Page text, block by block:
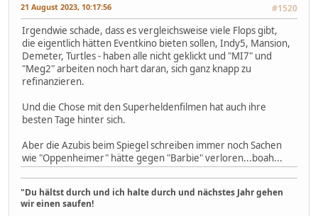
21 August 2023, 10:17:56 #1520
Irgendwie schade, dass es vergleichsweise viele Flops gibt,
die eigentlich hätten Eventkino bieten sollen, Indy5, Mansion,
Demeter, Turtles - haben alle nicht geklickt und "MI7" und
"Meg2" arbeiten noch hart daran, sich ganz knapp zu
refinanzieren.
Und die Chose mit den Superheldenfilmen hat auch ihre
besten Tage hinter sich.
Aber die Azubis beim Spiegel schreiben immer noch Sachen
wie "Oppenheimer" hätte gegen "Barbie" verloren...boah...
"Du hältst durch und ich halte durch und nächstes Jahr gehen
wir einen saufen!